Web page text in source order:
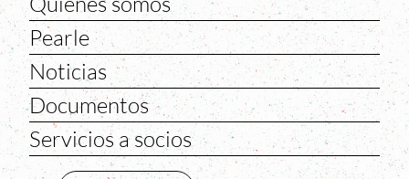
Pearle
Noticias
Documentos
Servicios a socios